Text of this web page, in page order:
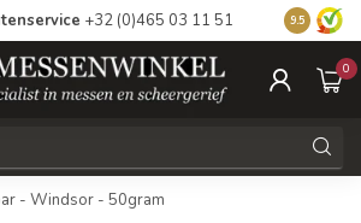
+32 (0)465 03 11 51 Bezoek
9.5
0
- Windsor - 50gram